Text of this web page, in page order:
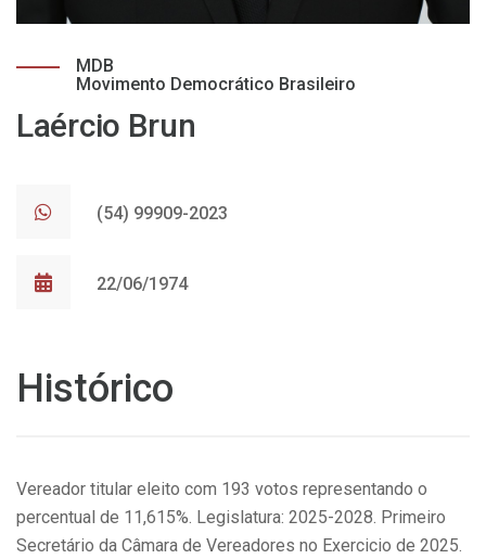
MDB
Movimento Democrático Brasileiro
Laércio Brun
(54) 99909-2023
22/06/1974
Histórico
Vereador titular eleito com 193 votos representando o
percentual de 11,615%. Legislatura: 2025-2028. Primeiro
Secretário da Câmara de Vereadores no Exercicio de 2025.